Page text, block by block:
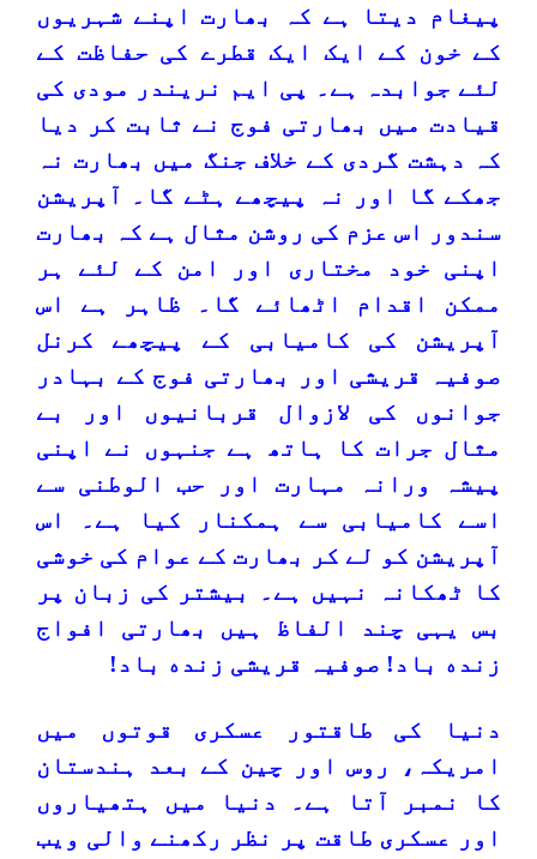
پیغام دیتا ہے کہ بھارت اپنے شہریوں
کے خون کے ایک ایک قطرے کی حفاظت کے
لئے جوابدہ ہے۔ پی ایم نریندر مودی کی
قیادت میں بھارتی فوج نے ثابت کر دیا
کہ دہشت گردی کے خلاف جنگ میں بھارت نہ
جھکے گا اور نہ پیچھے ہٹے گا۔ آپریشن
سندور اس عزم کی روشن مثال ہے کہ بھارت
اپنی خود مختاری اور امن کے لئے ہر
ممکن اقدام اٹھائے گا۔ ظاہر ہے اس
آپریشن کی کامیابی کے پیچھے کرنل
صوفیہ قریشی اور بھارتی فوج کے بہادر
جوانوں کی لازوال قربانیوں اور بے
مثال جرات کا ہاتھ ہے جنہوں نے اپنی
پیشہ ورانہ مہارت اور حب الوطنی سے
اسے کامیابی سے ہمکنار کیا ہے۔ اس
آپریشن کو لے کر بھارت کے عوام کی خوشی
کا ٹھکانہ نہیں ہے۔ بیشتر کی زبان پر
بس یہی چند الفاظ ہیں بھارتی افواج
زنده باد! صوفیہ قریشی زنده باد!
دنیا کی طاقتور عسکری قوتوں میں
امریکہ، روس اور چین کے بعد ہندستان
کا نمبر آتا ہے۔ دنیا میں ہتھیاروں
اور عسکری طاقت پر نظر رکھنے والی ویب